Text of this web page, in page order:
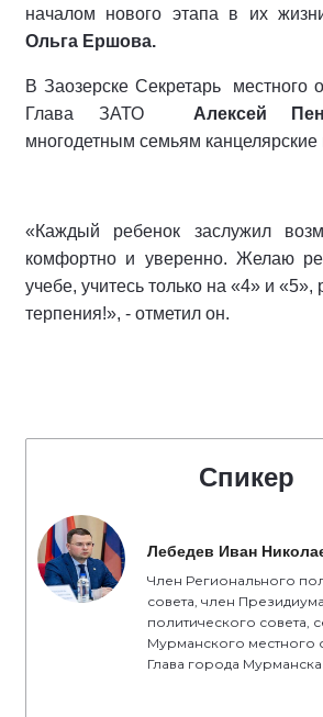
началом нового этапа в их
Ольга Ершова.
В Заозерске Секретарь местного
Глава ЗАТО
Алексей
многодетным семьям
«Каждый ребенок заслужил
комфортно и уверенно. Желаю
учебе, учитесь только на «4» и «5»,
терпения!», - отметил он.
Спикер
Лебедев Иван
Член Регионального
совета, член
политического совета,
Мурманского местного
Глава города Мурманска